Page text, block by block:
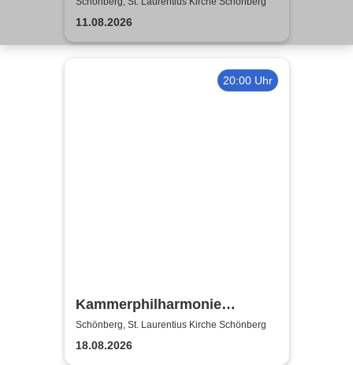
11.08.2026
20:00 Uhr
Kammerphilharmonie
Hamburg
Schönberg, St. Laurentius Kirche Schönberg
18.08.2026